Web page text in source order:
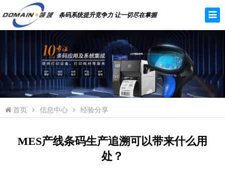
条码系统提升竞争力 让一切尽在掌握
首页 信息中心 经验分享
MES产线条码生产追溯可以带来什么用
处？